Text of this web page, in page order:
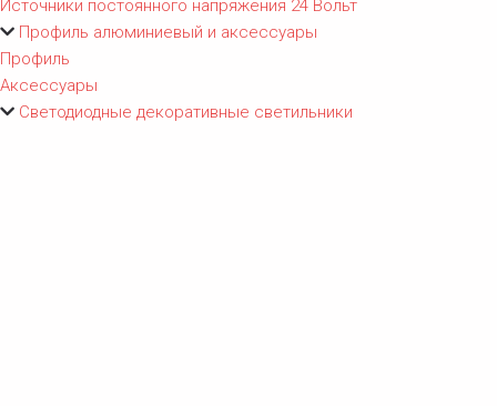
Источники постоянного напряжения 24 Вольт
Профиль алюминиевый и аксессуары
Профиль
Аксессуары
Светодиодные декоративные светильники